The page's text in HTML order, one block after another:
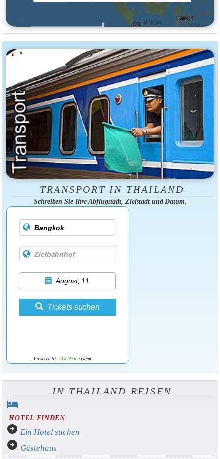
TRANSPORT IN THAILAND
Schreiben Sie Ihre Abflugstadt, Zielstadt und Datum.
August, 11
Tickets suchen
Powered by12Go Asia system
IN THAILAND REISEN
hotel
HOTEL FINDEN
arrow_circle_right Ein Hotel suchen
arrow_circle_right Gästehaus